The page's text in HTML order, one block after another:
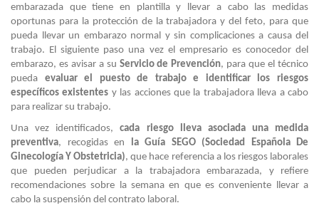
embarazada que tiene en plantilla y llevar a cabo las medidas
oportunas para la protección de la trabajadora y del feto, para que
pueda llevar un embarazo normal y sin complicaciones a causa del
trabajo. El siguiente paso una vez el empresario es conocedor del
embarazo, es avisar a su Servicio de Prevención, para que el técnico
pueda evaluar el puesto de trabajo e identificar los riesgos
específicos existentes y las acciones que la trabajadora lleva a cabo
para realizar su trabajo.
Una vez identificados,cada riesgo lleva asociada una medida
preventiva, recogidas en
la Guía SEGO (Sociedad Española De
Ginecología Y Obstetricia), que hace referencia a los riesgos laborales
que pueden perjudicar a la trabajadora embarazada, y refiere
recomendaciones sobre la semana en que es conveniente llevar a
cabo la suspensión del contrato laboral.